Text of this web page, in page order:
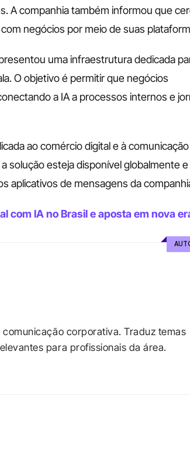
A companhia também informou que
negócios por meio de suas
uma infraestrutura dedicada
O objetivo é permitir que negócios
a IA a processos internos e
ao comércio digital e à
solução esteja disponível globalmente
aplicativos de mensagens da
com IA no Brasil e aposta em nova
corporativa. Traduz temas
para profissionais da área.​